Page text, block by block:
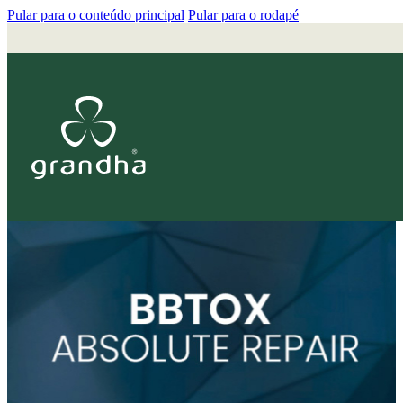
Pular para o conteúdo principal Pular para o rodapé